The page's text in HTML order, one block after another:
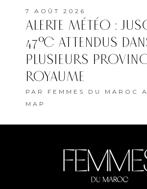
7 AOÛT 2026
ALERTE MÉTÉO :
47°C ATTENDUS
PLUSIEURS
ROYAUME
PAR FEMMES DU MAROC
MAP